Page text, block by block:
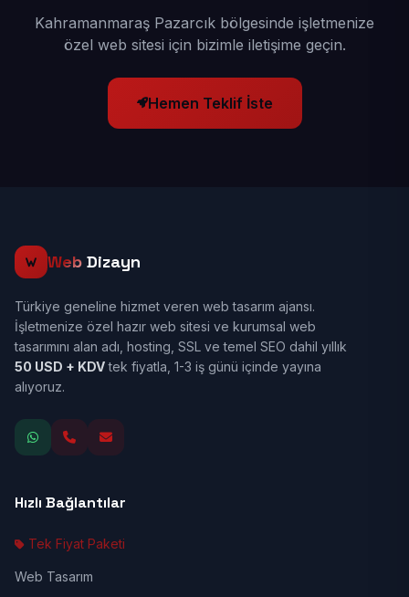
Kahramanmaraş Pazarcık bölgesinde işletmenize
özel web sitesi için bizimle iletişime geçin.
Hemen Teklif İste
Web Dizayn
Türkiye geneline hizmet veren web tasarım ajansı.
İşletmenize özel hazır web sitesi ve kurumsal web
tasarımını alan adı, hosting, SSL ve temel SEO dahil yıllık
50 USD + KDVtek fiyatla, 1-3 iş günü içinde yayına
alıyoruz.
Hızlı Bağlantılar
Tek Fiyat Paketi
Web Tasarım